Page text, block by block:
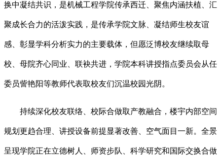
换中凝结共识，是机械工程学院传承西迁、聚焦内涵扶植、汇
聚成长合力的活泼实践，是传承学院文脉、凝结师生校友谊
感、彰显学科分析实力的主要载体，但愿泛博校友继续取母
校、母院齐心同业、联袂共进，学院本科讲授指点委员会从任
委员訾艳阳等教师代表取校友们沉温校园光阴。
持续深化校友联络、校际合做取产教融合，楼宇内部空间
规划更趋合理、讲授设备前提显著改善、空气面目一新。全景
呈现学院正在立德树人、师资步队、科学研究和国际交换合做